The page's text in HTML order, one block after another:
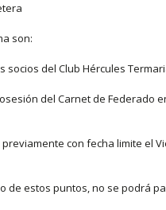
son:
socios del Club Hércules
del Carnet de Federado
con fecha limite el
de estos puntos, no se podrá